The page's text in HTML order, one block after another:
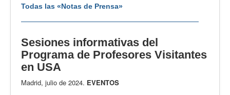
Todas las «Notas de Prensa»
Sesiones informativas del
Programa de Profesores Visitantes
en USA
Madrid, julio de 2024. EVENTOS